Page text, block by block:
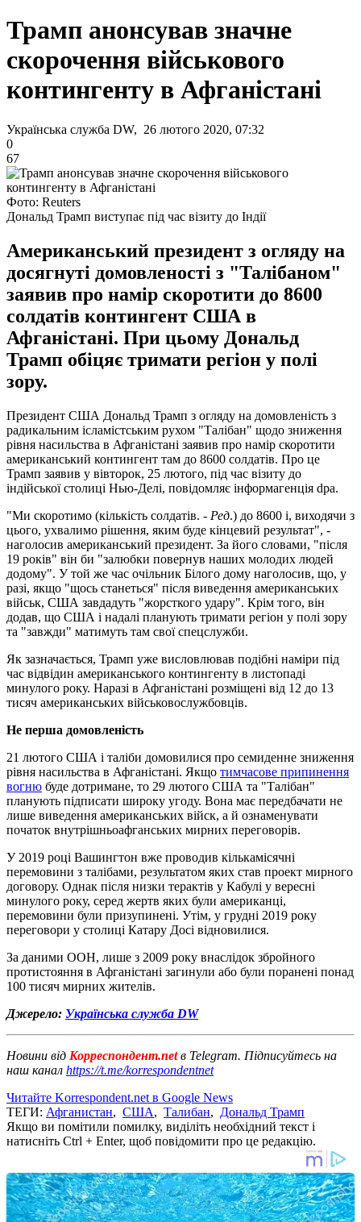
Трамп анонсував значне
скорочення військового
контингенту в Афганістані
Українська служба DW, 26 лютого 2020, 07:32
0
67
Фото: Reuters
Дональд Трамп виступає під час візиту до Індії
Американський президент з огляду на
досягнуті домовленості з "Талібаном"
заявив про намір скоротити до 8600
солдатів контингент США в
Афганістані. При цьому Дональд
Трамп обіцяє тримати регіон у полі
зору.
Президент США Дональд Трамп з огляду на домовленість з
радикальним ісламістським рухом "Талібан" щодо зниження
рівня насильства в Афганістані заявив про намір скоротити
американський контингент там до 8600 солдатів. Про це
Трамп заявив у вівторок, 25 лютого, під час візиту до
індійської столиці Нью-Делі, повідомляє інформагенція dpa.
"Ми скоротимо (кількість солдатів. - Ред.) до 8600 і, виходячи з
цього, ухвалимо рішення, яким буде кінцевий результат", -
наголосив американський президент. За його словами, "після
19 років" він би "залюбки повернув наших молодих людей
додому". У той же час очільник Білого дому наголосив, що, у
разі, якщо "щось станеться" після виведення американських
військ, США завдадуть "жорсткого удару". Крім того, він
додав, що США і надалі планують тримати регіон у полі зору
та "завжди" матимуть там свої спецслужби.
Як зазначається, Трамп уже висловлював подібні наміри під
час відвідин американського контингенту в листопаді
минулого року. Наразі в Афганістані розміщені від 12 до 13
тисяч американських військовослужбовців.
Не перша домовленість
21 лютого США і таліби домовилися про семиденне зниження
рівня насильства в Афганістані. Якщо тимчасове припинення
вогню буде дотримане, то 29 лютого США та "Талібан"
планують підписати широку угоду. Вона має передбачати не
лише виведення американських війск, а й ознаменувати
початок внутрішньоафганських мирних переговорів.
У 2019 році Вашингтон вже проводив кількамісячні
перемовини з талібами, результатом яких став проект мирного
договору. Однак після низки терактів у Кабулі у вересні
минулого року, серед жертв яких були американці,
перемовини були призупинені. Утім, у грудні 2019 року
переговори у столиці Катару Досі відновилися.
За даними ООН, лише з 2009 року внаслідок збройного
протистояння в Афганістані загинули або були поранені понад
100 тисяч мирних жителів.
Джерело: Українська служба DW
Новини від Корреспондент.netв Telegram. Підписуйтесь на
наш канал https://t.me/korrespondentnet
Читайте Korrespondent.net в Google News
ТЕГИ: Афганистан, США, Талибан, Дональд Трамп
Якщо ви помітили помилку, виділіть необхідний текст і
натисніть Ctrl + Enter, щоб повідомити про це редакцію.